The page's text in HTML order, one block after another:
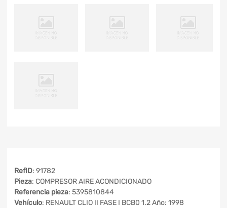
RefID: 91782
Pieza: COMPRESOR AIRE ACONDICIONADO
Referencia pieza: 5395810844
Vehículo: RENAULT CLIO II FASE I BCB0 1.2 Año: 1998